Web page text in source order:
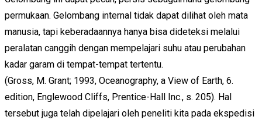
permukaan. Gelombang internal tidak dapat dilihat oleh mata
manusia, tapi keberadaannya hanya bisa dideteksi melalui
peralatan canggih dengan mempelajari suhu atau perubahan
kadar garam di tempat-tempat tertentu.
(Gross, M. Grant; 1993, Oceanography, a View of Earth, 6.
edition, Englewood Cliffs, Prentice-Hall Inc., s. 205). Hal
tersebut juga telah dipelajari oleh peneliti kita pada ekspedisi